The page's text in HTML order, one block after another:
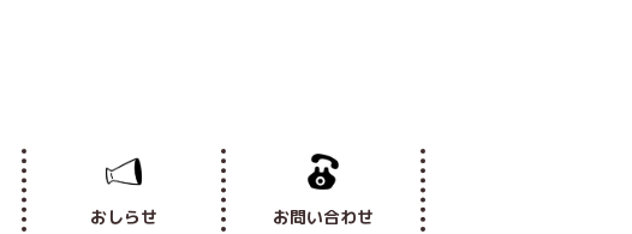
おしらせ お問い合わせ